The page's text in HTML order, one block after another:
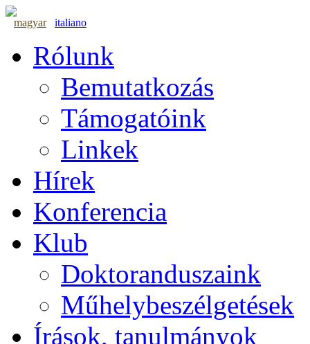
magyar italiano
Rólunk
Bemutatkozás
Támogatóink
Linkek
Hírek
Konferencia
Klub
Doktoranduszaink
Műhelybeszélgetések
Írások, tanulmányok